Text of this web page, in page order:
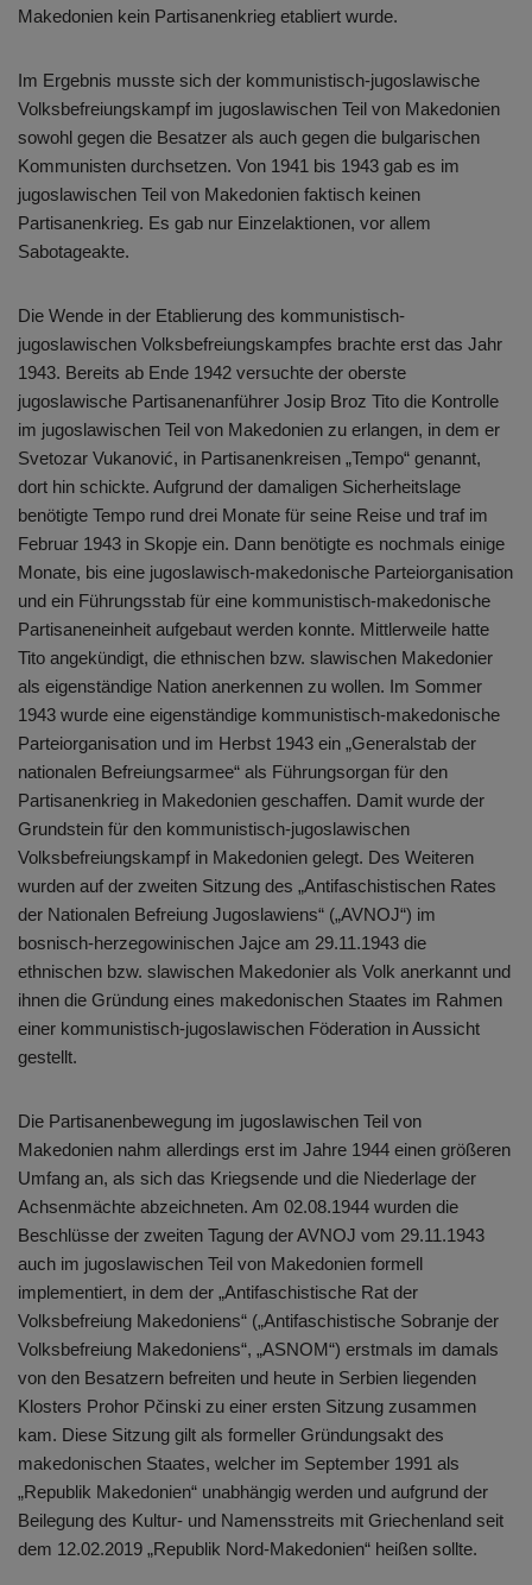
Makedonien kein Partisanenkrieg etabliert wurde.
Im Ergebnis musste sich der kommunistisch-jugoslawische
Volksbefreiungskampf im jugoslawischen Teil von Makedonien
sowohl gegen die Besatzer als auch gegen die bulgarischen
Kommunisten durchsetzen. Von 1941 bis 1943 gab es im
jugoslawischen Teil von Makedonien faktisch keinen
Partisanenkrieg. Es gab nur Einzelaktionen, vor allem
Sabotageakte.
Die Wende in der Etablierung des kommunistisch-
jugoslawischen Volksbefreiungskampfes brachte erst das Jahr
1943. Bereits ab Ende 1942 versuchte der oberste
jugoslawische Partisanenanführer Josip Broz Tito die Kontrolle
im jugoslawischen Teil von Makedonien zu erlangen, in dem er
Svetozar Vukanović, in Partisanenkreisen „Tempo“ genannt,
dort hin schickte. Aufgrund der damaligen Sicherheitslage
benötigte Tempo rund drei Monate für seine Reise und traf im
Februar 1943 in Skopje ein. Dann benötigte es nochmals einige
Monate, bis eine jugoslawisch-makedonische Parteiorganisation
und ein Führungsstab für eine kommunistisch-makedonische
Partisaneneinheit aufgebaut werden konnte. Mittlerweile hatte
Tito angekündigt, die ethnischen bzw. slawischen Makedonier
als eigenständige Nation anerkennen zu wollen. Im Sommer
1943 wurde eine eigenständige kommunistisch-makedonische
Parteiorganisation und im Herbst 1943 ein „Generalstab der
nationalen Befreiungsarmee“ als Führungsorgan für den
Partisanenkrieg in Makedonien geschaffen. Damit wurde der
Grundstein für den kommunistisch-jugoslawischen
Volksbefreiungskampf in Makedonien gelegt. Des Weiteren
wurden auf der zweiten Sitzung des „Antifaschistischen Rates
der Nationalen Befreiung Jugoslawiens“ („AVNOJ“) im
bosnisch-herzegowinischen Jajce am 29.11.1943 die
ethnischen bzw. slawischen Makedonier als Volk anerkannt und
ihnen die Gründung eines makedonischen Staates im Rahmen
einer kommunistisch-jugoslawischen Föderation in Aussicht
gestellt.
Die Partisanenbewegung im jugoslawischen Teil von
Makedonien nahm allerdings erst im Jahre 1944 einen größeren
Umfang an, als sich das Kriegsende und die Niederlage der
Achsenmächte abzeichneten. Am 02.08.1944 wurden die
Beschlüsse der zweiten Tagung der AVNOJ vom 29.11.1943
auch im jugoslawischen Teil von Makedonien formell
implementiert, in dem der „Antifaschistische Rat der
Volksbefreiung Makedoniens“ („Antifaschistische Sobranje der
Volksbefreiung Makedoniens“, „ASNOM“) erstmals im damals
von den Besatzern befreiten und heute in Serbien liegenden
Klosters Prohor Pčinski zu einer ersten Sitzung zusammen
kam. Diese Sitzung gilt als formeller Gründungsakt des
makedonischen Staates, welcher im September 1991 als
„Republik Makedonien“ unabhängig werden und aufgrund der
Beilegung des Kultur- und Namensstreits mit Griechenland seit
dem 12.02.2019 „Republik Nord-Makedonien“ heißen sollte.